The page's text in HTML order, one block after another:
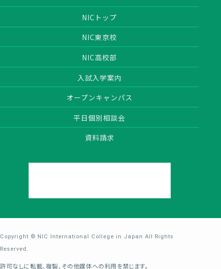
NICトップ
NIC東京校
NIC高校部
入試入学案内
オープンキャンパス
平日個別相談会
資料請求
Copyright © NIC International College in Japan All Rights
Reserved.
許可なしに転載、複製、その他媒体への利用を禁じます。